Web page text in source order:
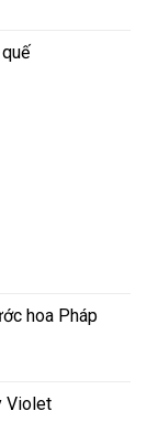
hoa Pháp
Violet